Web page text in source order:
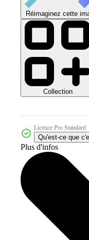
Réimaginez cette
Collection
Licence Pro Standard
Qu'est-ce que
Plus d'infos